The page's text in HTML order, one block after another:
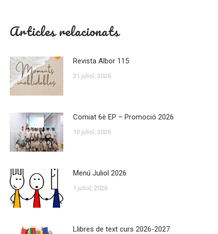
Articles relacionats
Revista Albor 115
21 juliol, 2026
Comiat 6è EP – Promoció 2026
10 juliol, 2026
Menú Juliol 2026
1 juliol, 2026
Llibres de text curs 2026-2027